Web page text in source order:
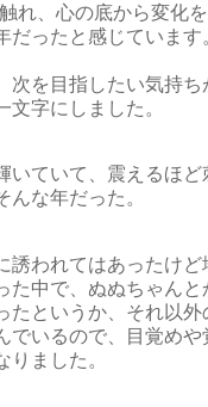
れ、心の底から変化
だったと感じています
次を目指したい気持ち
文字にしました。
いていて、震えるほど
んな年だった。
誘われてはあったけ
た中で、ぬぬちゃんと
たというか、それ以外
でいるので、目覚め
りました。